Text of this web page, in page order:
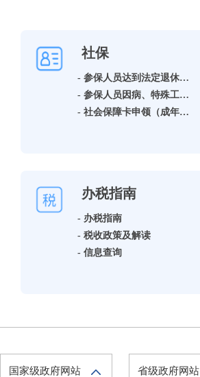
社保
- 参保人员达到法定退休年龄领取基本养老保险待遇资格确认
- 参保人员因病、特殊工种提前退休领取基本养老保险待遇资格确认
- 社会保障卡申领（成年人）
办税指南
- 办税指南
- 税收政策及解读
- 信息查询
国家级政府网站 省级政府网站